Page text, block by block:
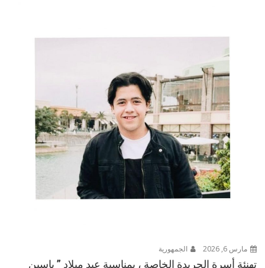
مارس 6, 2026 الجمهورية
تهنئة أسرة الجريدة الخاصة ، بمناسبة عيد ميلاد ” ياسين